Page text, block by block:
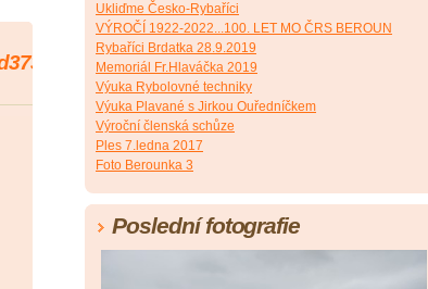
Ukliďme Česko-Rybaříci
VÝROČÍ 1922-2022...100. LET MO ČRS BEROUN
Rybaříci Brdatka 28.9.2019
Memoriál Fr.Hlaváčka 2019
Výuka Rybolovné techniky
Výuka Plavané s Jirkou Ouředníčkem
Výroční členská schůze
Ples 7.ledna 2017
Foto Berounka 3
Poslední fotografie